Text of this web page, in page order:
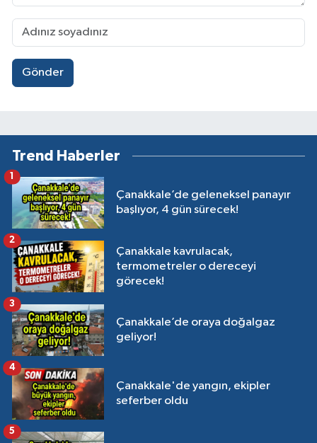
Gönder
Trend Haberler
Çanakkale’de geleneksel panayır
başlıyor, 4 gün sürecek!
1
Çanakkale kavrulacak,
termometreler o dereceyi
görecek!
2
Çanakkale’de oraya doğalgaz
geliyor!
3
Çanakkale'de yangın, ekipler
seferber oldu
4
5